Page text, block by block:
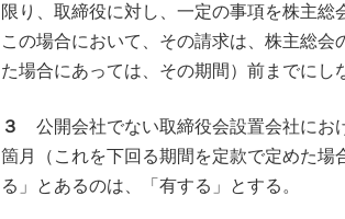
限り、取締役に対し、一定の事項を株主総
この場合において、その請求は、株主総
た場合にあっては、その期間）前までにし
３
公開会社でない取締役会設置会社にお
箇月（これを下回る期間を定款で定めた
る」とあるのは、「有する」とする。